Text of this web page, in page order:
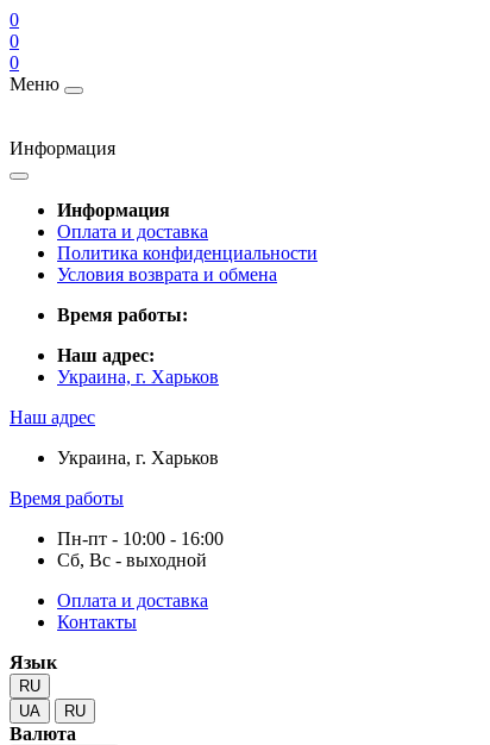
0
0
0
Меню
Информация
Информация
Оплата и доставка
Политика конфиденциальности
Условия возврата и обмена
Время работы:
Наш адрес:
Украина, г. Харьков
Наш адрес
Украина, г. Харьков
Время работы
Пн-пт - 10:00 - 16:00
Сб, Вс - выходной
Оплата и доставка
Контакты
Язык
RU
UA
RU
Валюта